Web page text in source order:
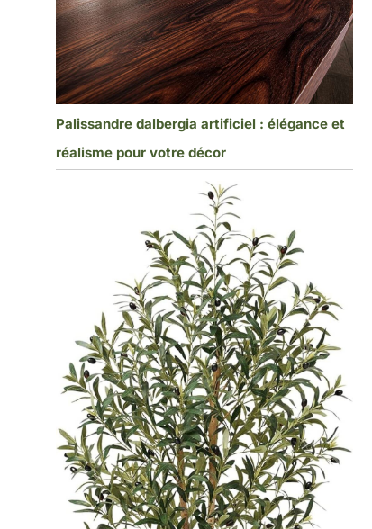
Palissandre dalbergia artificiel : élégance et
réalisme pour votre décor